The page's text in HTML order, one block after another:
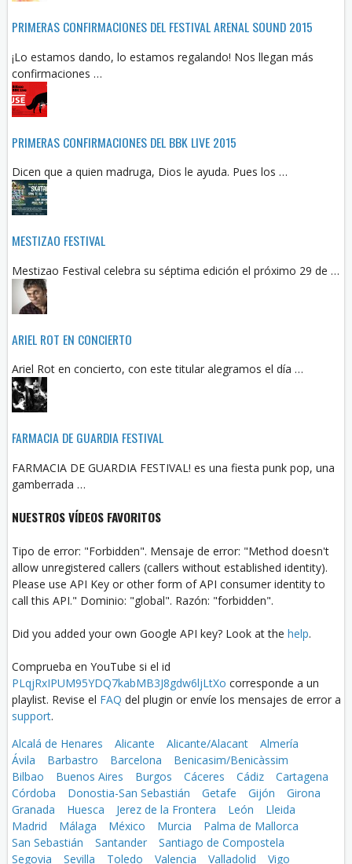
PRIMERAS CONFIRMACIONES DEL FESTIVAL ARENAL SOUND 2015
¡Lo estamos dando, lo estamos regalando! Nos llegan más
confirmaciones …
PRIMERAS CONFIRMACIONES DEL BBK LIVE 2015
Dicen que a quien madruga, Dios le ayuda. Pues los …
MESTIZAO FESTIVAL
Mestizao Festival celebra su séptima edición el próximo 29 de …
ARIEL ROT EN CONCIERTO
Ariel Rot en concierto, con este titular alegramos el día …
FARMACIA DE GUARDIA FESTIVAL
FARMACIA DE GUARDIA FESTIVAL! es una fiesta punk pop, una
gamberrada …
NUESTROS VÍDEOS FAVORITOS
Tipo de error: "Forbidden". Mensaje de error: "Method doesn't
allow unregistered callers (callers without established identity).
Please use API Key or other form of API consumer identity to
call this API." Dominio: "global". Razón: "forbidden".
Did you added your own Google API key? Look at the help.
Comprueba en YouTube si el id
PLqjRxIPUM95YDQ7kabMB3J8gdw6ljLtXo corresponde a un
playlist. Revise el FAQ del plugin or envíe los mensajes de error a
support.
Alcalá de Henares
Alicante Alicante/Alacant
Almería
Ávila
Barbastro Barcelona
Benicasim/Benicàssim
Bilbao
Buenos Aires Burgos Cáceres Cádiz
Cartagena
Córdoba
Donostia-San Sebastián Getafe Gijón
Girona
Granada
Huesca Jerez de la Frontera León
Lleida
Madrid
Málaga México Murcia
Palma de Mallorca
San Sebastián
Santander
Santiago de Compostela
Segovia
Sevilla Toledo Valencia Valladolid Vigo